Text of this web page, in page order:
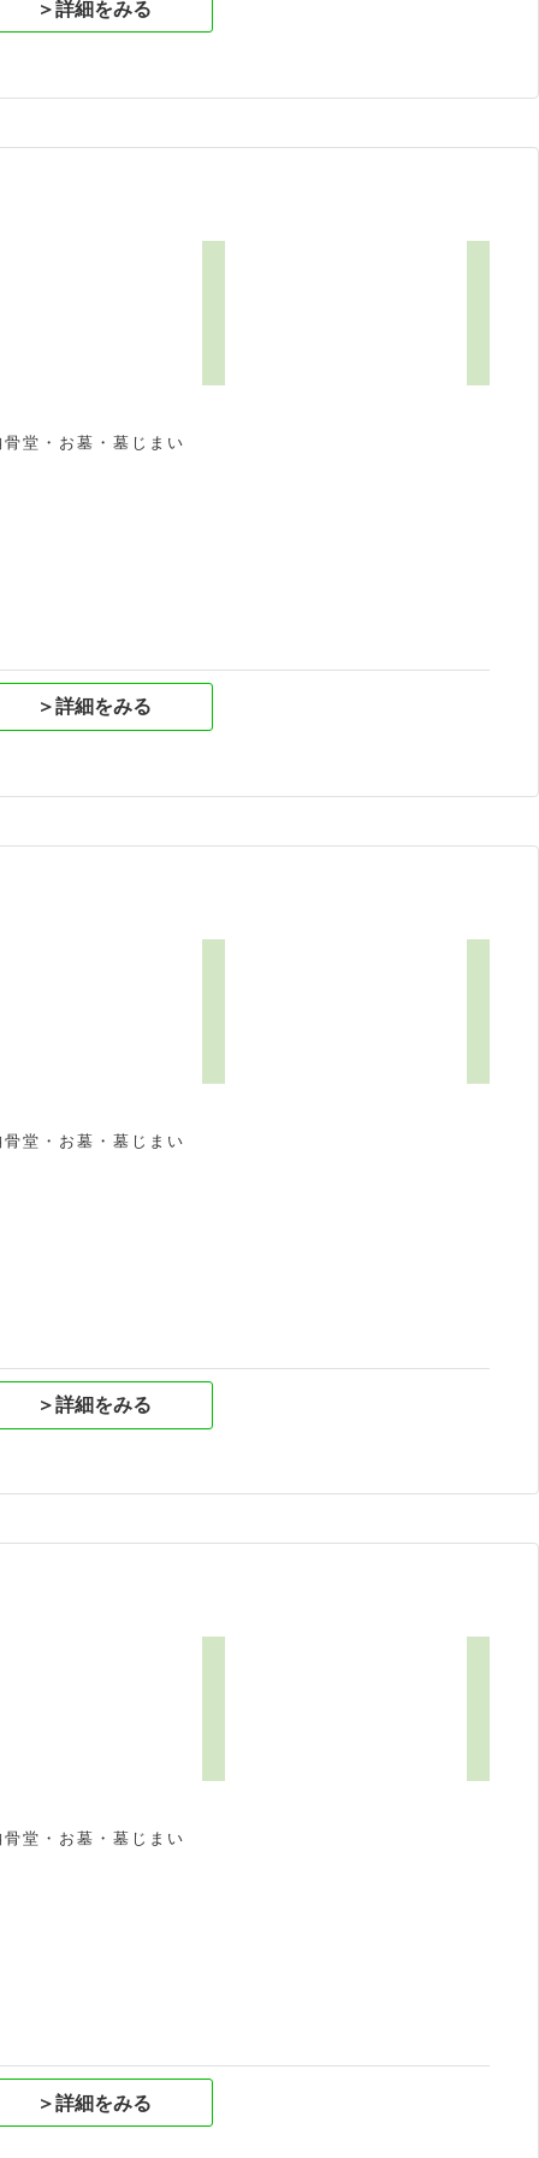
＞詳細をみる
堂・お墓・墓じまい
＞詳細をみる
堂・お墓・墓じまい
＞詳細をみる
堂・お墓・墓じまい
＞詳細をみる